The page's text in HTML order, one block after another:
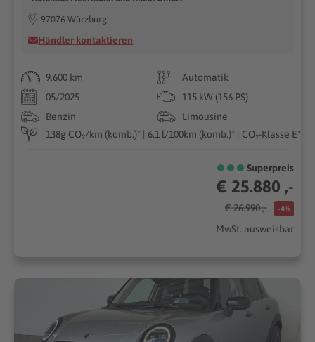
97076 Würzburg
Händler kontaktieren
9.600 km
Automatik
05/2025
115 kW (156 PS)
Benzin
Limousine
138g CO₂/km (komb.)* | 6.1 l/100km (komb.)* | CO₂-Klasse E*
Superpreis
€ 25.880 ,-
€ 26.990 ,- -4%
MwSt. ausweisbar